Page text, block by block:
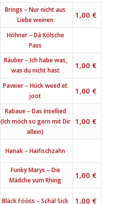
Brings – Nur nicht aus
Liebe weinen
1,00 €
Höhner – Dä Kölsche
Pass
Räuber – Ich habe was,
was du nicht hast
1,00 €
Paveier – Hück weed et
joot
1,00 €
Rabaue – Das Insellied
(Ich möch so gern mit Dir
allein)
1,00 €
Hanak – Haifischzahn
Funky Marys – Die
Mädche vum Rhing
1,00 €
Bläck Fööss – Schäl Sick 1,00 €